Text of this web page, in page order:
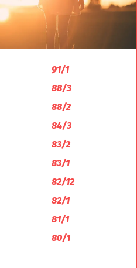
91/1
88/3
88/2
84/3
83/2
83/1
82/12
82/1
81/1
80/1